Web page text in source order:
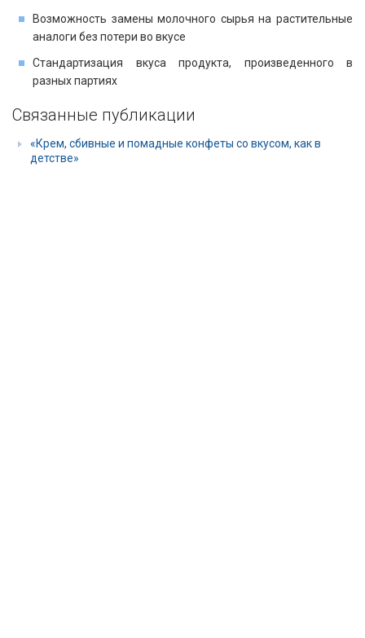
Возможность замены молочного сырья на растительные
аналоги без потери во вкусе
Стандартизация вкуса продукта, произведенного в
разных партиях
Связанные публикации
«Крем, сбивные и помадные конфеты со вкусом, как в
детстве»